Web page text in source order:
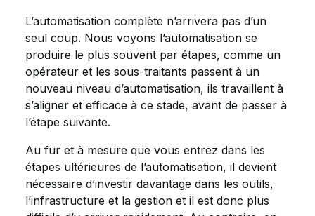
L’automatisation complète n’arrivera pas d’un
seul coup. Nous voyons l’automatisation se
produire le plus souvent par étapes, comme un
opérateur et les sous-traitants passent à un
nouveau niveau d’automatisation, ils travaillent à
s’aligner et efficace à ce stade, avant de passer à
l’étape suivante.
Au fur et à mesure que vous entrez dans les
étapes ultérieures de l’automatisation, il devient
nécessaire d’investir davantage dans les outils,
l’infrastructure et la gestion et il est donc plus